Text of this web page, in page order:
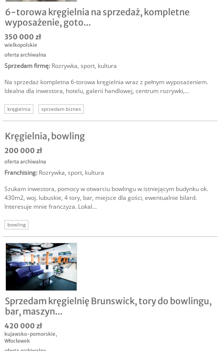
6-torowa kręgielnia na sprzedaż, kompletne
wyposażenie, goto...
350 000 zł
wielkopolskie
oferta archiwalna
Sprzedam firmę: Rozrywka, sport, kultura
Na sprzedaż kompletna 6-torowa kręgielnia wraz z pełnym wyposażeniem.
Idealna dla inwestora, hotelu, galerii handlowej, centrum rozrywki,...
kręgielnia sprzedam biznes
Kręgielnia, bowling
200 000 zł
oferta archiwalna
Franchising: Rozrywka, sport, kultura
Szukam inwestora, pomocy w otwarciu bowlingu w istniejącym budynku ok.
430m2, woj. lubuskie, 4 tory, bar, miejsce dla gości, ewentualnie bilard.
Interesuje mnie franczyza. Lokal...
bowling
Sprzedam kręgielnię Brunswick, tory do bowlingu,
bar, maszyn...
420 000 zł
kujawsko-pomorskie,
Włocławek